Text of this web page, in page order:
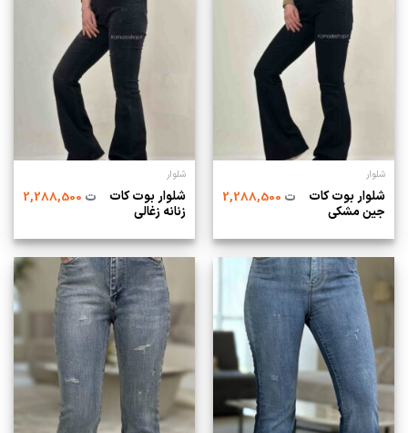
شلوار
شلوار بوت کات
جین مشکی
ت2,288,500
شلوار
شلوار بوت کات
زنانه زغالی
ت2,288,500